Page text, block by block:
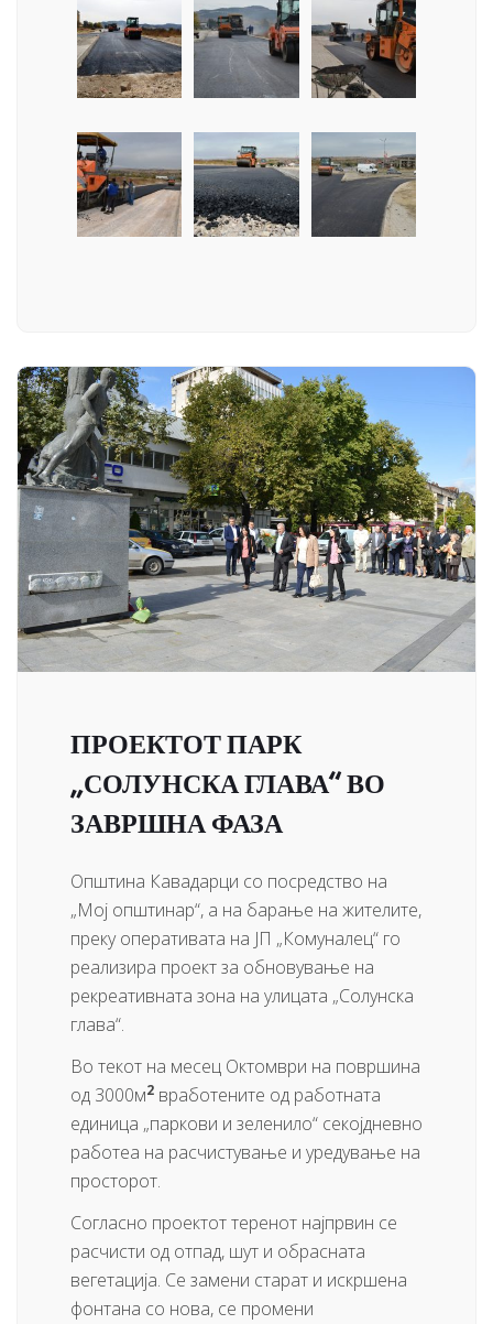
ПРОЕКТОТ ПАРК
„СОЛУНСКА ГЛАВА“ ВО
ЗАВРШНА ФАЗА
Општина Кавадарци со посредство на
„Мој општинар“, а на барање на жителите,
преку оперативата на ЈП „Комуналец“ го
реализира проект за обновување на
рекреативната зона на улицата „Солунска
глава“.
Во текот на месец Октомври на површина
од 3000м2 вработените од работната
единица „паркови и зеленило“ секојдневно
работеа на расчистување и уредување на
просторот.
Согласно проектот теренот најпрвин се
расчисти од отпад, шут и обрасната
вегетација. Се замени старат и искршена
фонтана со нова, се промени